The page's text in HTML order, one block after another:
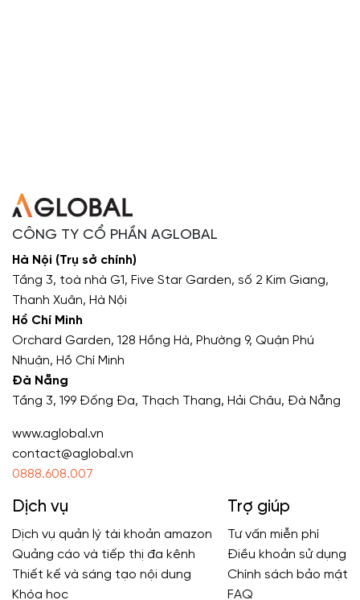
CÔNG TY CỔ PHẦN AGLOBAL
Hà Nội (Trụ sở chính)
Tầng 3, toà nhà G1, Five Star Garden, số 2 Kim Giang,
Thanh Xuân, Hà Nội
Hồ Chí Minh
Orchard Garden, 128 Hồng Hà, Phường 9, Quận Phú
Nhuận, Hồ Chí Minh
Đà Nẵng
Tầng 3, 199 Đống Đa, Thạch Thang, Hải Châu, Đà Nẵng
www.aglobal.vn
contact@aglobal.vn
0888.608.007
Dịch vụ
Dịch vụ quản lý tài khoản amazon
Quảng cáo và tiếp thị đa kênh
Thiết kế và sáng tạo nội dung
Khóa học
Trợ giúp
Tư vấn miễn phí
Điều khoản sử dụng
Chính sách bảo mật
FAQ